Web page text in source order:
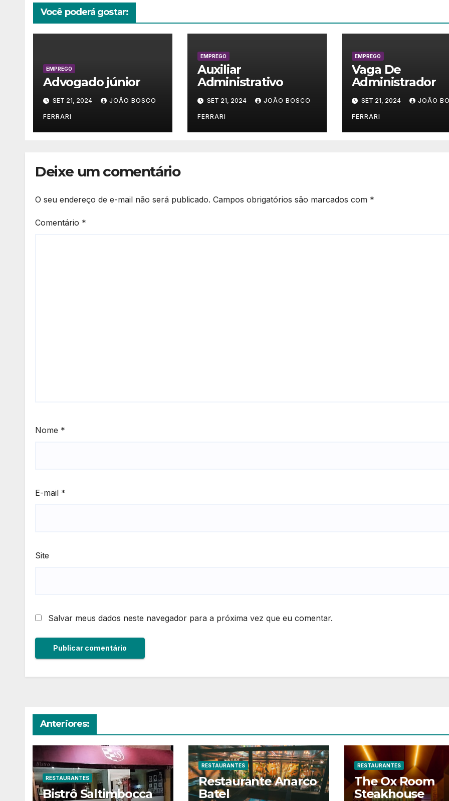
Você poderá gostar:
EMPREGO
Advogado júnior
SET 21, 2024 JOÃO BOSCO
FERRARI
EMPREGO
Auxiliar
Administrativo
SET 21, 2024 JOÃO BOSCO
FERRARI
EMPREGO
Vaga De
Administrador
SET 21, 2024 JOÃO
FERRARI
Deixe um comentário
O seu endereço de e-mail não será publicado. Campos obrigatórios são marcados com *
Comentário *
Nome *
E-mail *
Site
Salvar meus dados neste navegador para a próxima vez que eu comentar.
Anteriores:
RESTAURANTES
Bistrô Saltimbocca
RESTAURANTES
Restaurante Anarco
Batel
RESTAURANTES
The Ox Room
Steakhouse